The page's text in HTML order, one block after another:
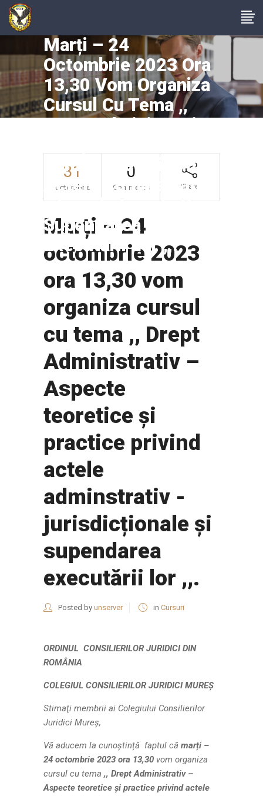
Marți – 24
Octombrie 2023 Ora
13,30 Vom Organiza
Cursul Cu Tema ,,
Drept Administrativ
Și Practice Privind
Actele Adminstrativ
-jurisdicționale Și
Supendarea
Executării Lor ,,.
31
octombrie
0
Comments Share
Marți – 24
octombrie 2023
ora 13,30 vom
organiza cursul
cu tema ,, Drept
Administrativ –
Aspecte
teoretice și
practice privind
actele
adminstrativ -
jurisdicționale și
supendarea
executării lor ,,.
Posted by unserver in Cursuri
ORDINUL CONSILIERILOR JURIDICI DIN
ROMÂNIA
COLEGIUL CONSILIERILOR JURIDICI MUREȘ
Stimaţi membrii ai Colegiului Consilierilor
Juridici Mureş,
Vă aducem la cunoștință faptul că marți –
24 octombrie 2023 ora 13,30 vom organiza
cursul cu tema ,, Drept Administrativ –
Aspecte teoretice și practice privind actele